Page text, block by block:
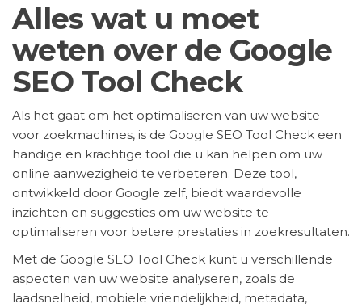
Alles wat u moet
weten over de Google
SEO Tool Check
Als het gaat om het optimaliseren van uw website
voor zoekmachines, is de Google SEO Tool Check een
handige en krachtige tool die u kan helpen om uw
online aanwezigheid te verbeteren. Deze tool,
ontwikkeld door Google zelf, biedt waardevolle
inzichten en suggesties om uw website te
optimaliseren voor betere prestaties in zoekresultaten.
Met de Google SEO Tool Check kunt u verschillende
aspecten van uw website analyseren, zoals de
laadsnelheid, mobiele vriendelijkheid, metadata,